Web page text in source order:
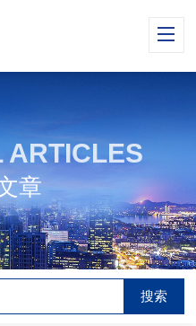
ARTICLES
章